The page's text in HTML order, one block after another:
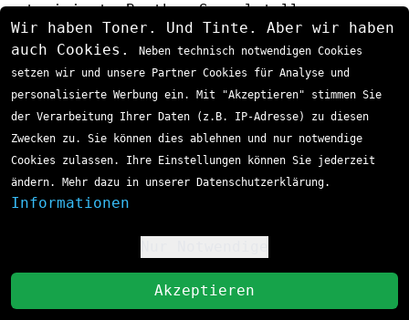
autorisierte Brother-Sammelstellen
zurückgegeben werden. Dies trägt zur
Reduzierung von Elektronikschrott bei und
unterstützt die Kreislaufwirtschaft.
Wirtschaftlichkeit und Kostenanalyse
Wir haben Toner. Und Tinte. Aber wir haben
auch Cookies.
Neben technisch notwendigen Cookies
setzen wir und unsere Partner Cookies für Analyse und
personalisierte Werbung ein. Mit "Akzeptieren" stimmen Sie
der Verarbeitung Ihrer Daten (z.B. IP-Adresse) zu diesen
Zwecken zu. Sie können dies ablehnen und nur notwendige
Cookies zulassen. Ihre Einstellungen können Sie jederzeit
ändern. Mehr dazu in unserer Datenschutzerklärung.
Informationen
Akzeptieren